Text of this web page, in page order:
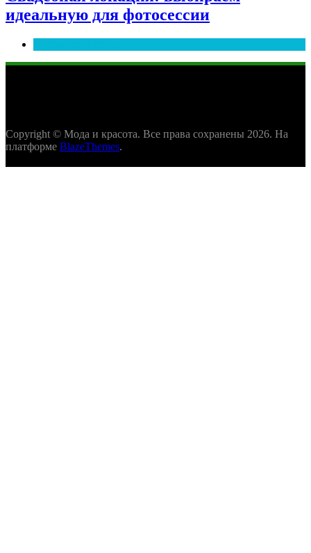
идеальную для фотосессии
Copyright © Мода и красота. Все права сохранены 2026. На
платформе BlazeThemes.